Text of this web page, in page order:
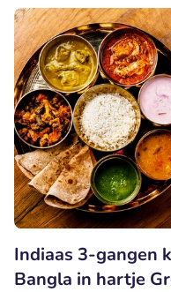
Indiaas 3-gangen
Bangla in hartje